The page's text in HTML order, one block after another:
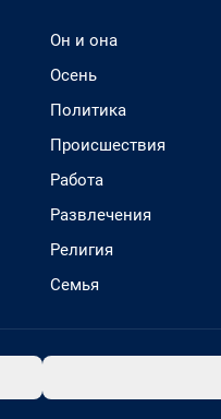
Он и она
Осень
Политика
Происшествия
Работа
Развлечения
Религия
Семья